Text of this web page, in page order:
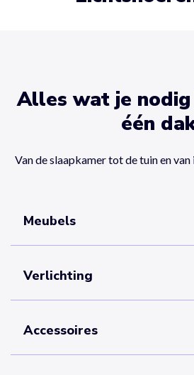
Alles wat je
één
Van de slaapkamer tot de tuin en
Meubels
Verlichting
Accessoires